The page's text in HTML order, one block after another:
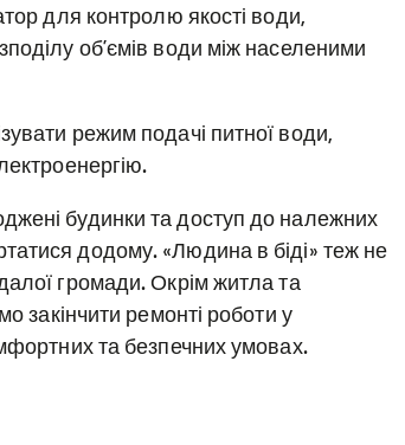
для контролю якості води,
обʼємів води між населеними
режим подачі питної води,
будинки та доступ до належних
додому. «Людина в біді» теж не
громади. Окрім житла та
закінчити ремонті роботи у
та безпечних умовах.